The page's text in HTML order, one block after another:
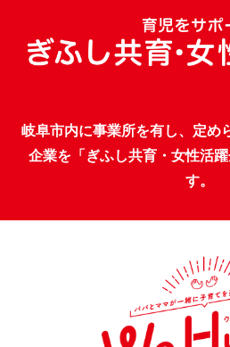
岐阜市内に事業所を有し、定め
企業を「ぎふし共育・女性活
す。